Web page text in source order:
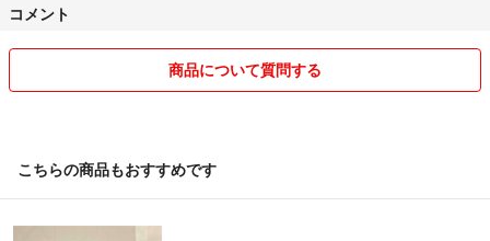
コメント
商品について質問する
こちらの商品もおすすめです